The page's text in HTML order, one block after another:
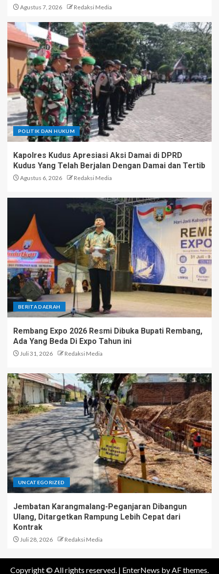
Agustus 7, 2026 Redaksi Media
POLITIK DAN HUKUM
Kapolres Kudus Apresiasi Aksi Damai di DPRD
Kudus Yang Telah Berjalan Dengan Damai dan Tertib
Agustus 6, 2026 Redaksi Media
BERITA DAERAH
Rembang Expo 2026 Resmi Dibuka Bupati Rembang,
Ada Yang Beda Di Expo Tahun ini
Juli 31, 2026 Redaksi Media
UNCATEGORIZED
Jembatan Karangmalang-Peganjaran Dibangun
Ulang, Ditargetkan Rampung Lebih Cepat dari
Kontrak
Juli 28, 2026 Redaksi Media
Copyright © All rights reserved. | EnterNews by AF themes.